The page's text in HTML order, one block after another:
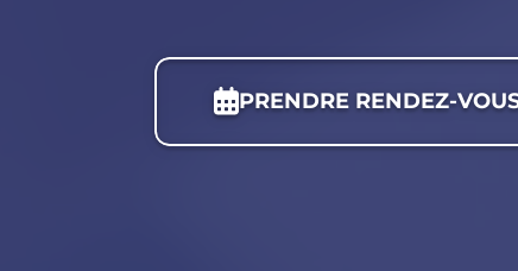
PRENDRE RENDEZ-